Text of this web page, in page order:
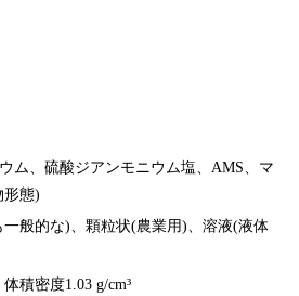
ム、硫酸ジアンモニウム塩、AMS、マ
形態)
般的な)、顆粒状(農業用)、溶液(液体
体積密度1.03 g/cm³